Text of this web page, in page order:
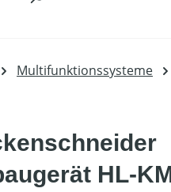
Multifunktionssysteme
HL-